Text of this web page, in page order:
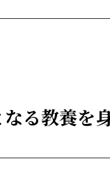
る教養を